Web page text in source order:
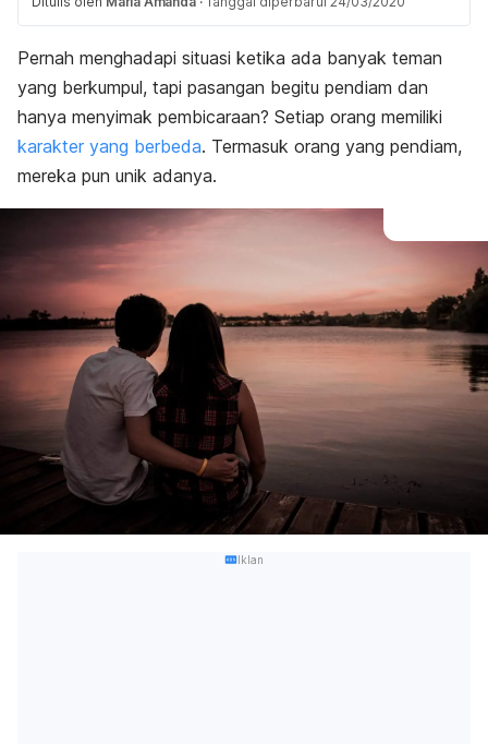
Pernah menghadapi situasi ketika ada banyak teman
yang berkumpul, tapi pasangan begitu pendiam dan
hanya menyimak pembicaraan? Setiap orang memiliki
karakter yang berbeda. Termasuk orang yang pendiam,
mereka pun unik adanya.
Iklan